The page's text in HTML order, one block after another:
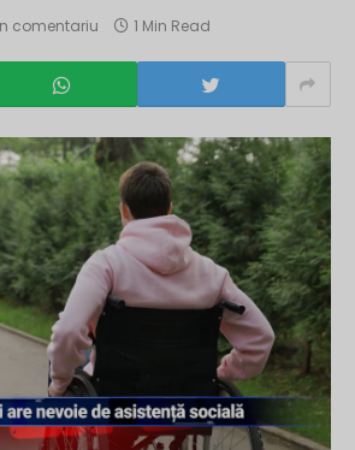
comentariu 1 Min Read